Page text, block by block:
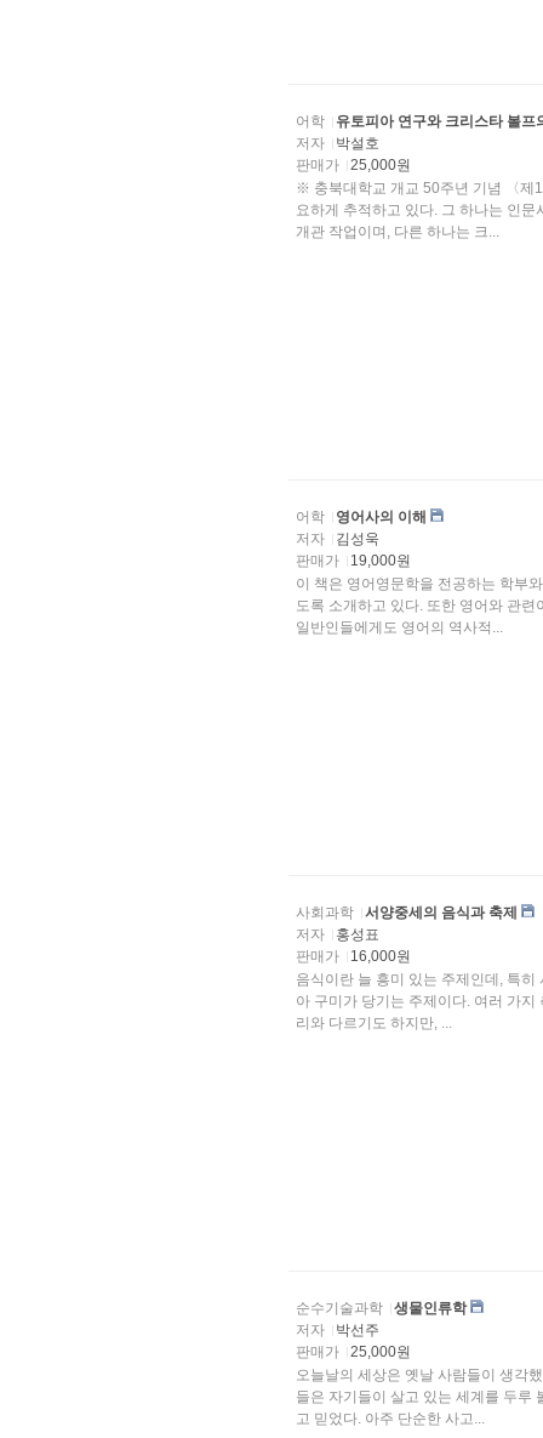
어학
유토피아 연구와 크리스타 볼프
저자
박설호
판매가
25,000원
※ 충북대학교 개교 50주년 기념 〈제1회 개신학술논서〉 수상
요하게 추적하고 있다. 그 하나는 인문사회 과학에서 학제적으로 연구되고 있는 유토피아 연구의
개관 작업이며, 다른 하나는 크...
어학
영어사의 이해
저자
김성욱
판매가
19,000원
이 책은 영어영문학을 전공하는 학부
도록 소개하고 있다. 또한 영어와 관련이 있는 언어를 전공하는 학자들과 영어에 관심을 갖고
일반인들에게도 영어의 역사적...
사회과학
서양중세의 음식과 축제
저자
홍성표
판매가
16,000원
음식이란 늘 흥미 있는 주제인데, 특
아 구미가 당기는 주제이다. 여러 가지 측면에서 서양 중세의 음식과 음식 먹는 방법이 오늘날의 우
리와 다르기도 하지만, ...
순수기술과학
생물인류학
저자
박선주
판매가
25,000원
오늘날의 세상은 옛날 사람들이 생각
들은 자기들이 살고 있는 세계를 두루 볼 수 있었으며 자기들이 본 현상들을 거의 다 이
고 믿었다. 아주 단순한 사고...